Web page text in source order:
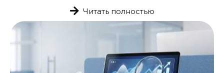
Читать полностью